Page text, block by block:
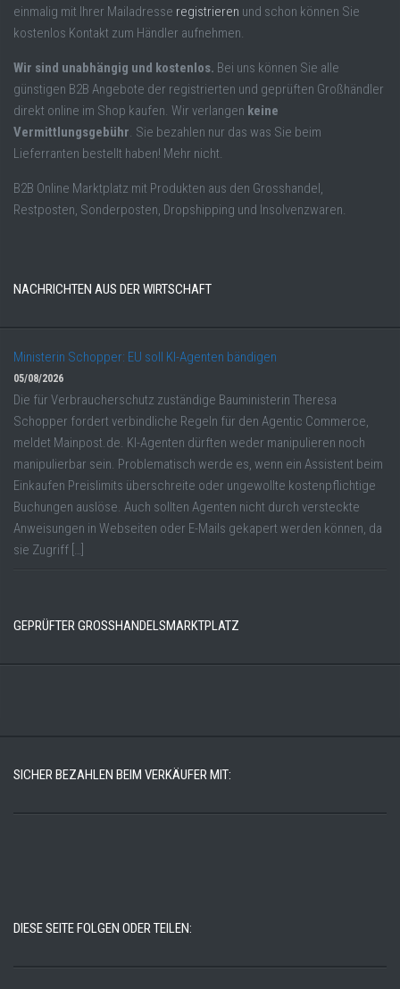
einmalig mit Ihrer Mailadresse registrieren und schon können Sie
kostenlos Kontakt zum Händler aufnehmen.
Wir sind unabhängig und kostenlos. Bei uns können Sie alle
günstigen B2B Angebote der registrierten und geprüften Großhändler
direkt online im Shop kaufen. Wir verlangen keine
Vermittlungsgebühr. Sie bezahlen nur das was Sie beim
Lieferranten bestellt haben! Mehr nicht.
B2B Online Marktplatz mit Produkten aus den Grosshandel,
Restposten, Sonderposten, Dropshipping und Insolvenzwaren.
NACHRICHTEN AUS DER WIRTSCHAFT
Ministerin Schopper: EU soll KI-Agenten bändigen
05/08/2026
Die für Verbraucherschutz zuständige Bauministerin Theresa
Schopper fordert verbindliche Regeln für den Agentic Commerce,
meldet Mainpost.de. KI-Agenten dürften weder manipulieren noch
manipulierbar sein. Problematisch werde es, wenn ein Assistent beim
Einkaufen Preislimits überschreite oder ungewollte kostenpflichtige
Buchungen auslöse. Auch sollten Agenten nicht durch versteckte
Anweisungen in Webseiten oder E-Mails gekapert werden können, da
sie Zugriff […]
GEPRÜFTER GROSSHANDELSMARKTPLATZ
SICHER BEZAHLEN BEIM VERKÄUFER MIT:
DIESE SEITE FOLGEN ODER TEILEN: